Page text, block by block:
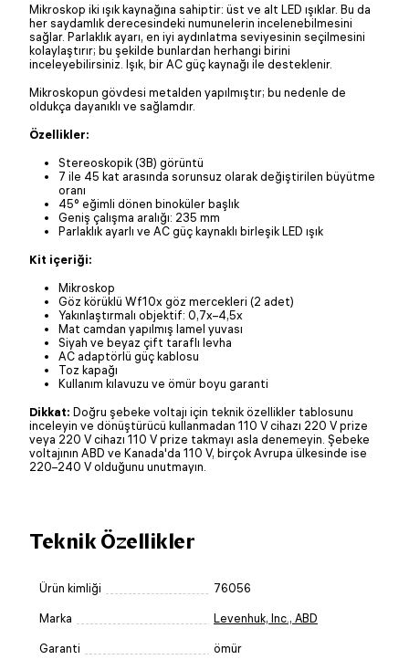
Mikroskop iki ışık kaynağına sahiptir: üst ve alt LED ışıklar. Bu da
her saydamlık derecesindeki numunelerin incelenebilmesini
sağlar. Parlaklık ayarı, en iyi aydınlatma seviyesinin seçilmesini
kolaylaştırır; bu şekilde bunlardan herhangi birini
inceleyebilirsiniz. Işık, bir AC güç kaynağı ile desteklenir.
Mikroskopun gövdesi metalden yapılmıştır; bu nedenle de
oldukça dayanıklı ve sağlamdır.
Özellikler:
Stereoskopik (3B) görüntü
7 ile 45 kat arasında sorunsuz olarak değiştirilen büyütme
oranı
45° eğimli dönen binoküler başlık
Geniş çalışma aralığı: 235 mm
Parlaklık ayarlı ve AC güç kaynaklı birleşik LED ışık
Kit içeriği:
Mikroskop
Göz körüklü Wf10x göz mercekleri (2 adet)
Yakınlaştırmalı objektif: 0,7x–4,5x
Mat camdan yapılmış lamel yuvası
Siyah ve beyaz çift taraflı levha
AC adaptörlü güç kablosu
Toz kapağı
Kullanım kılavuzu ve ömür boyu garanti
Dikkat: Doğru şebeke voltajı için teknik özellikler tablosunu
inceleyin ve dönüştürücü kullanmadan 110 V cihazı 220 V prize
veya 220 V cihazı 110 V prize takmayı asla denemeyin. Şebeke
voltajının ABD ve Kanada'da 110 V, birçok Avrupa ülkesinde ise
220–240 V olduğunu unutmayın.
Teknik Özellikler
Ürün kimliği 76056
Marka Levenhuk, Inc., ABD
Garanti ömür